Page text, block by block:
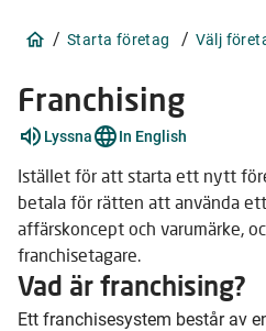
/ Starta företag / Välj
Franchising
Förklara
ord
stycken
Lyssna In English
Istället för att starta ett nytt
betala för rätten att använda
affärskoncept och varumärke,
franchisetagare.
Vad är franchising?
Ett franchisesystem består av